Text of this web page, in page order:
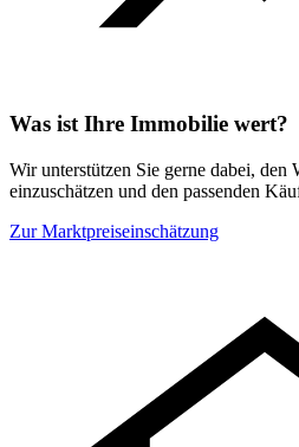
Was ist Ihre Immobilie wert?
Wir unterstützen Sie gerne dabei, den
einzuschätzen und den passenden
Zur Marktpreiseinschätzung